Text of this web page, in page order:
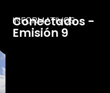
INFORMATIVOS
Conectados -
Emisión 9